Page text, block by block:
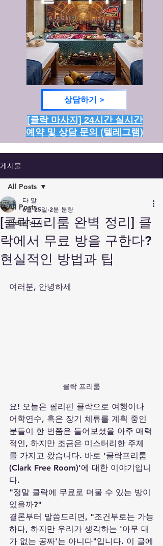
상담하기 >
[클락 마사지] 24시간 실시간
예약 및 상담 문의 (텔레그램)
게시물
All Posts
필리핀카지노
All Posts
[클락프리룸 완벽 정리] 클
락에서 무료 방을 구한다?
현실적인 방법과 팁
타 말
6월 25일 2분 분량
여러분, 안녕하세
클락 프리룸
요! 오늘은 필리핀 클락으로 여행이나
어학연수, 혹은 장기 체류를 계획 중인
분들이 한 번쯤은 들어보셨을 아주 매력
적인, 하지만 조금은 미스터리한 주제
를 가지고 왔습니다. 바로 '클락프리룸
(Clark Free Room)'에 대한 이야기입니
다.
"정말 클락에 무료로 머물 수 있는 방이
있을까?"
결론부터 말씀드리면, "조건부로는 가능
하다, 하지만 우리가 생각하는 '아무 대
가 없는 공짜'는 아니다"입니다. 이 글에